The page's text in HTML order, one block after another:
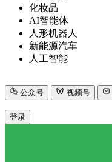
化妆品
AI智能体
人形机器人
新能源汽车
人工智能
公众号 视频号
登录